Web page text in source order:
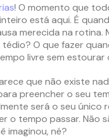
! O momento que
está aqui. É
merecida na rotina.
O que fazer
livre sem estourar
que não existe
preencher o seu
será o seu único
o tempo passar. Não
imaginou, né?